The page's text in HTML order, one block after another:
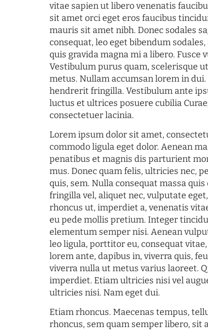
vitae sapien ut libero venenatis
sit amet orci eget eros faucibus
mauris sit amet nibh. Donec sodales
consequat, leo eget bibendum
quis gravida magna mi a libero. Fusce
Vestibulum purus quam, scelerisque
metus. Nullam accumsan lorem in
hendrerit fringilla. Vestibulum ante
luctus et ultrices posuere cubilia
consectetuer lacinia.
Lorem ipsum dolor sit amet,
commodo ligula eget dolor. Aenean
penatibus et magnis dis parturient
mus. Donec quam felis, ultricies nec,
quis, sem. Nulla consequat massa
fringilla vel, aliquet nec, vulputate
rhoncus ut, imperdiet a, venenatis
eu pede mollis pretium. Integer
elementum semper nisi. Aenean
leo ligula, porttitor eu, consequat
lorem ante, dapibus in, viverra quis,
viverra nulla ut metus varius laoreet.
imperdiet. Etiam ultricies nisi vel
ultricies nisi. Nam eget dui.
Etiam rhoncus. Maecenas tempus,
rhoncus, sem quam semper libero, sit